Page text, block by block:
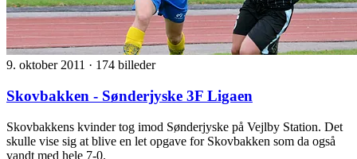
9. oktober 2011 · 174 billeder
Skovbakken - Sønderjyske 3F Ligaen
Skovbakkens kvinder tog imod Sønderjyske på Vejlby Station. Det
skulle vise sig at blive en let opgave for Skovbakken som da også
vandt med hele 7-0.